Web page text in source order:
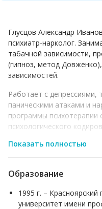
Глусцов Александр
психиатр-нарколог.
табачной зависимости,
(гипноз, метод
зависимостей.
Работает с
паническими атаками и
программы
психологического
терапевтические схемы.
Показать полностью
Образование
1995 г. –
университет имени